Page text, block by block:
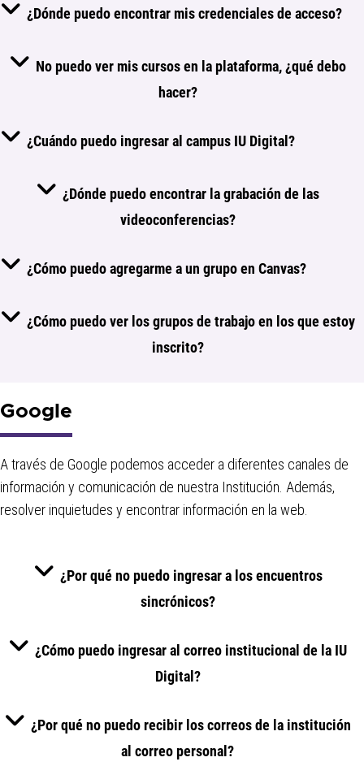
¿Dónde puedo encontrar mis credenciales de acceso?
No puedo ver mis cursos en la plataforma, ¿qué debo
hacer?
¿Cuándo puedo ingresar al campus IU Digital?
¿Dónde puedo encontrar la grabación de las
videoconferencias?
¿Cómo puedo agregarme a un grupo en Canvas?
¿Cómo puedo ver los grupos de trabajo en los que estoy
inscrito?
Google
A través de Google podemos acceder a diferentes canales de
información y comunicación de nuestra Institución. Además,
resolver inquietudes y encontrar información en la web.
¿Por qué no puedo ingresar a los encuentros
sincrónicos?
¿Cómo puedo ingresar al correo institucional de la IU
Digital?
¿Por qué no puedo recibir los correos de la institución
al correo personal?